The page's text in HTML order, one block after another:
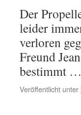
Der
leider
verloren
Freund
bestimmt …
Veröffentlicht unter